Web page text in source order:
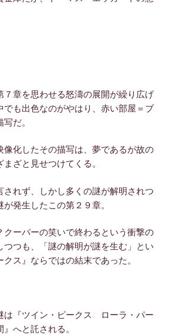
７章を思わせる怒濤の展開が繰り広げ
でも出色なのがやはり、赤い部屋＝ブ
だ。
像化したその描写は、夢であるが故の
ざと見せつけてくる。
されず、しかし多くの謎が解明されつ
発生したこの第２９章。
クーパーの笑いで終わるという衝撃の
つつも、「謎の解明が謎を生む」とい
クス』ならではの結末であった。
は『ツイン・ピークス ローラ・パー
へと託される。